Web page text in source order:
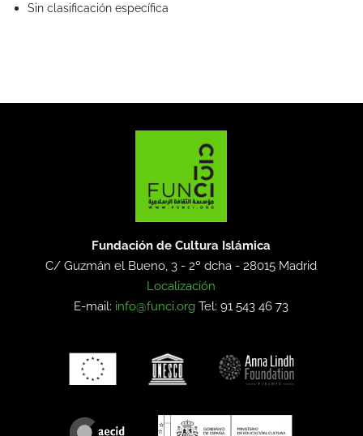
Sin clasificación específica
Fundación de Cultura Islámica
C/ Guzmán el Bueno, 3 - 2º dcha -28015 Madrid
Localización
E-mail: info@funci.org Tel: 91 543 46 73